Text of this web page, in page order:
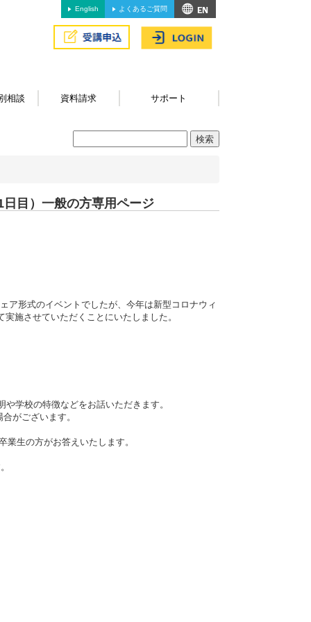
English よくあるご質問
相談 資料請求 サポート
目）一般の方専用ページ
ア形式のイベントでしたが、今年は新型コロナウィ
施させていただくことにいたしました。
学校の特徴などをお話いただきます。
がございます。
生の方がお答えいたします。